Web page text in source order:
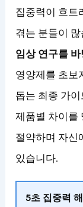
집중력이 흐트
겪는 분들이
임상 연구를
영양제를 초보
돕는 최종 가
제품별 차이를
절약하며 자신
있습니다.
5초 집중력